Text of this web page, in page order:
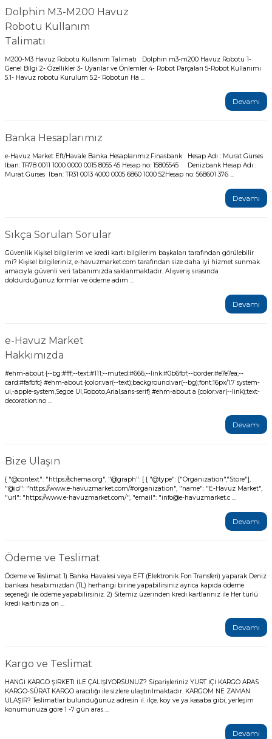
Dolphin M3-M200 Havuz
Robotu Kullanım
Talimatı
M200-M3 Havuz Robotu Kullanım Talimatı Dolphin m3-m200 Havuz Robotu 1-
Genel Bilgi 2- Özellikler 3- Uyarılar ve Önlemler 4- Robot Parçaları 5-Robot Kullanımı
5.1- Havuz robotu Kurulum 5.2- Robotun Ha ...
Devamı
Banka Hesaplarımız
e-Havuz Market Eft/Havale Banka Hesaplarımız.Finasbank Hesap Adı : Murat Gürses
Iban: TR78 0011 1000 0000 0015 8055 45 Hesap no: 15805545 Denizbank Hesap Adı :
Murat Gürses Iban: TR31 0013 4000 0005 6860 1000 52Hesap no: 568601 376 ...
Devamı
Sıkça Sorulan Sorular
Güvenlik Kişisel bilgilerim ve kredi kartı bilgilerim başkaları tarafından görülebilir
mi? Kişisel bilgileriniz, e-havuzmarket.com tarafından size daha iyi hizmet sunmak
amacıyla güvenli veri tabanımızda saklanmaktadır. Alışveriş sırasında
doldurduğunuz formlar ve ödeme adım ...
Devamı
e-Havuz Market
Hakkımızda
#ehm-about {--bg:#fff;--text:#111;--muted:#666;--link:#0b6fbf;--border:#e7e7ea;--
card:#fafbfc} #ehm-about {color:var(--text);background:var(--bg);font:16px/1.7 system-
ui,-apple-system,Segoe UI,Roboto,Arial,sans-serif} #ehm-about a {color:var(--link);text-
decoration:no ...
Devamı
Bize Ulaşın
{ "@context": "https://schema.org", "@graph": [ { "@type": ["Organization","Store"],
"@id": "https://www.e-havuzmarket.com/#organization", "name": "E-Havuz Market",
"url": "https://www.e-havuzmarket.com/", "email": "info@e-havuzmarket.c ...
Devamı
Ödeme ve Teslimat
Ödeme ve Teslimat 1) Banka Havalesi veya EFT (Elektronik Fon Transferi) yaparak Deniz
bankası hesabımızdan (TL) herhangi birine yapabilirsiniz ayrıca kapıda ödeme
seçeneği ile ödeme yapabilirsiniz. 2) Sitemiz üzerinden kredi kartlarınız ile Her türlü
kredi kartınıza on ...
Devamı
Kargo ve Teslimat
HANGİ KARGO ŞİRKETİ İLE ÇALIŞIYORSUNUZ? Siparişleriniz YURT İÇİ KARGO ARAS
KARGO-SÜRAT KARGO aracılığı ile sizlere ulaştırılmaktadır. KARGOM NE ZAMAN
ULAŞIR? Teslimatlar bulunduğunuz adresin il. ilçe, köy ve ya kasaba gibi, yerleşim
konumunuza göre 1 -7 gün aras ...
Devamı